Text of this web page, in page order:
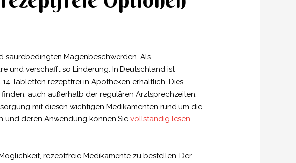
säurebedingten Magenbeschwerden. Als
und verschafft so Linderung. In Deutschland ist
Tabletten rezeptfrei in Apotheken erhältlich. Dies
auch außerhalb der regulären Arztsprechzeiten.
mit diesen wichtigen Medikamenten rund um die
und deren Anwendung können Sievollständig lesen
rezeptfreie Medikamente zu bestellen. Der